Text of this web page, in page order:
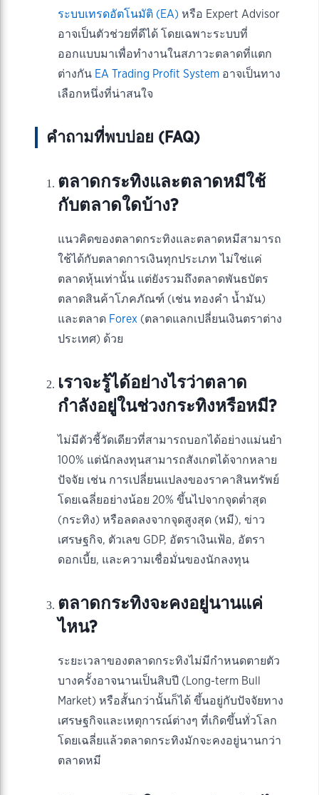
ระบบเทรดอัตโนมัติ (EA) หรือ Expert Advisor
อาจเป็นตัวช่วยที่ดีได้ โดยเฉพาะระบบที่
ออกแบบมาเพื่อทำงานในสภาวะตลาดที่แตก
ต่างกัน EA Trading Profit System อาจเป็นทาง
เลือกหนึ่งที่น่าสนใจ
คำถามที่พบบ่อย (FAQ)
ตลาดกระทิงและตลาดหมีใช้
กับตลาดใดบ้าง?
แนวคิดของตลาดกระทิงและตลาดหมีสามารถ
ใช้ได้กับตลาดการเงินทุกประเภท ไม่ใช่แค่
ตลาดหุ้นเท่านั้น แต่ยังรวมถึงตลาดพันธบัตร
ตลาดสินค้าโภคภัณฑ์ (เช่น ทองคำ น้ำมัน)
และตลาด Forex (ตลาดแลกเปลี่ยนเงินตราต่าง
ประเทศ) ด้วย
เราจะรู้ได้อย่างไรว่าตลาด
กำลังอยู่ในช่วงกระทิงหรือหมี?
ไม่มีตัวชี้วัดเดียวที่สามารถบอกได้อย่างแม่นยำ
100% แต่นักลงทุนสามารถสังเกตได้จากหลาย
ปัจจัย เช่น การเปลี่ยนแปลงของราคาสินทรัพย์
โดยเฉลี่ยอย่างน้อย 20% ขึ้นไปจากจุดต่ำสุด
(กระทิง) หรือลดลงจากจุดสูงสุด (หมี), ข่าว
เศรษฐกิจ, ตัวเลข GDP, อัตราเงินเฟ้อ, อัตรา
ดอกเบี้ย, และความเชื่อมั่นของนักลงทุน
ตลาดกระทิงจะคงอยู่นานแค่
ไหน?
ระยะเวลาของตลาดกระทิงไม่มีกำหนดตายตัว
บางครั้งอาจนานเป็นสิบปี (Long-term Bull
Market) หรือสั้นกว่านั้นก็ได้ ขึ้นอยู่กับปัจจัยทาง
เศรษฐกิจและเหตุการณ์ต่างๆ ที่เกิดขึ้นทั่วโลก
โดยเฉลี่ยแล้วตลาดกระทิงมักจะคงอยู่นานกว่า
ตลาดหมี